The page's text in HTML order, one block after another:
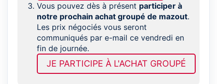
Vous pouvez dès à présent participer à
notre prochain achat groupé de mazout.
Les prix négociés vous seront
communiqués par e-mail ce vendredi en
fin de journée.
JE PARTICIPE À L'ACHAT GROUPÉ